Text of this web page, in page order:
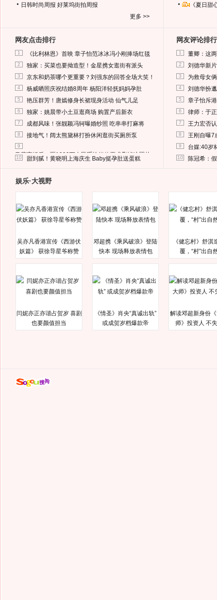
日韩时尚周报 好莱坞街拍周报
更多 >>
《夏日
网友点击排行
1 《比利林恩》首映 章子怡范冰冰冯小刚捧场红毯
2 独家：买菜也要拗造型！金星携女逛街有派头
3 京东和奶茶哪个更重要？刘强东的回答全场大笑！
4 杨威晒照庆祝结婚8周年 杨阳洋轻抚妈妈孕肚
5 艳压群芳！唐嫣修身长裙现身活动 仙气儿足
6 独家：姚晨带小土豆逛商场 购置产后新衣
7 成都风味！张靓颖冯轲曝婚纱照 吃串串打麻将
8 接地气！阔太熊黛林打扮休闲逛街买厕所泵
9
马蓉离婚后，砸1000万人民币给媒体要求删掉这照片
10 甜到腻！黄晓明上海庆生 Baby挺孕肚送蛋糕
网友评论排行
1 董卿：这
2 刘德华新
3 为救母女
4 刘德华扮
5 章子怡斥
6 律师：于
7 王力宏否
8 王刚自曝7
9 台媒:40岁
10 陈冠希：
娱乐·大视野
吴亦凡香港宣传《西游伏
妖篇》 获徐导星爷称赞
邓超携《乘风破浪》登陆
快本 现场释放表情包
《健忘村》舒淇
覆，“村”出自
闫妮亦正亦谐占贺岁 喜剧
也要颜值担当
《情圣》肖央“真诚出轨”
或成贺岁档爆款帝
解读邓超新身份
师》投资人 不